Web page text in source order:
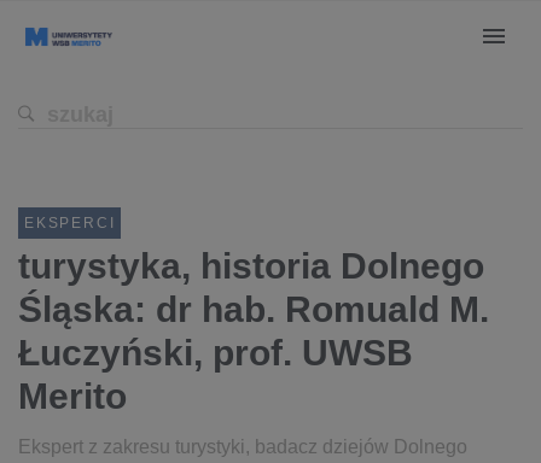
EKSPERCI
turystyka, historia Dolnego
Śląska: dr hab. Romuald M.
Łuczyński, prof. UWSB ​
Merito
Ekspert z zakresu turystyki, badacz dziejów Dolnego